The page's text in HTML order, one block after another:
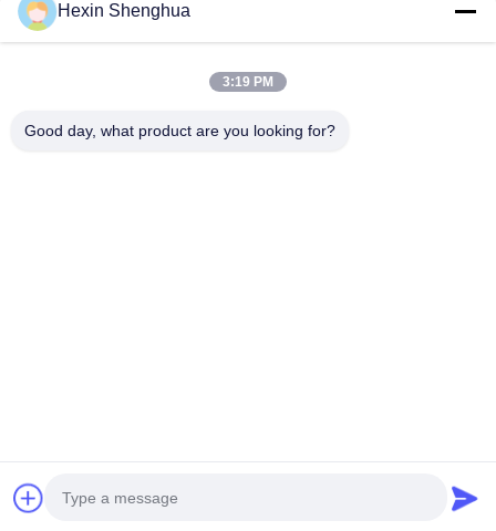
Contacto Rápido
de autor 2026 Henan Senyao Heavy Truck International Trade
Co., Ltd. . Todos los derechos reservados.
Hexin Shenghua
3:19 PM
Good day, what product are you looking for?